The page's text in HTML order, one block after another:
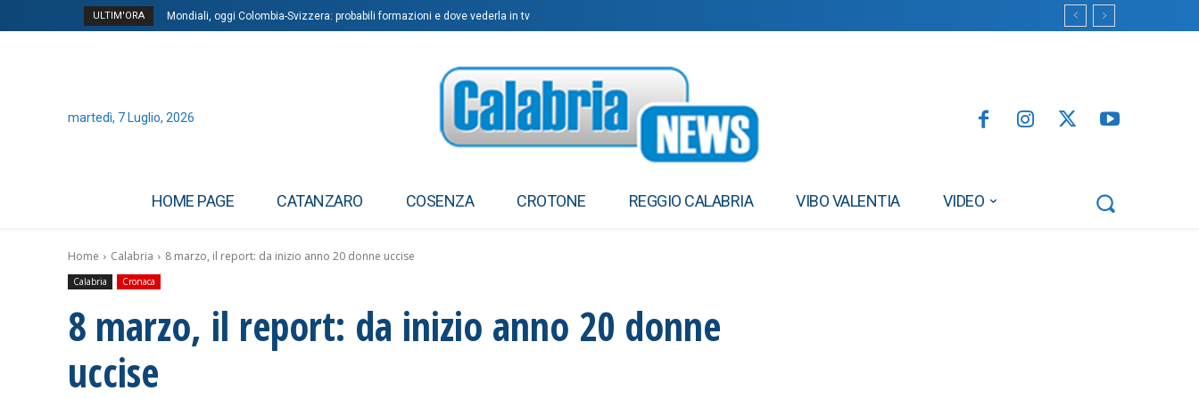
ULTIM'ORA Mondiali, oggi Colombia-Svizzera: probabili formazioni e dove vederla in tv
martedì, 7 Luglio, 2026
HOME PAGE CATANZARO COSENZA CROTONE REGGIO CALABRIA VIBO VALENTIA VIDEO
Home Calabria 8 marzo, il report: da inizio anno 20 donne uccise
Calabria Cronaca
8 marzo, il report: da inizio anno 20 donne
uccise